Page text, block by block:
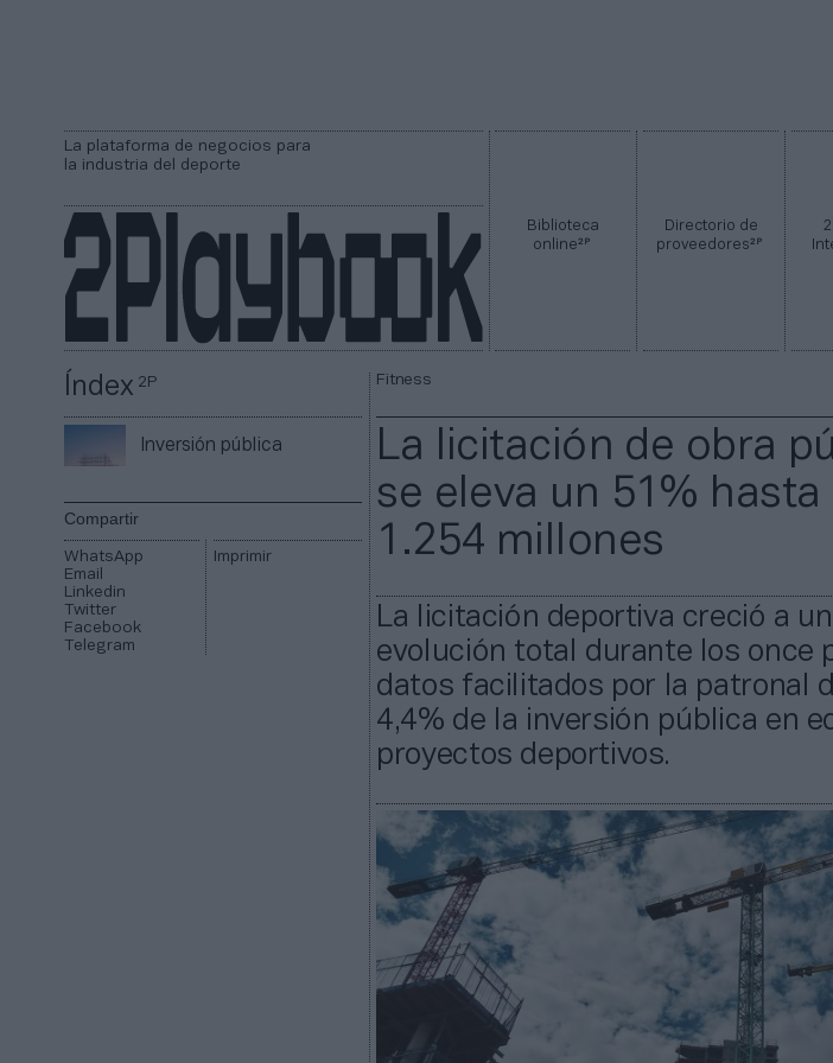
La plataforma de negocios para
la industria del deporte
Biblioteca
online2P
Directorio de
proveedores2P
Índex2P
Inversión pública
Compartir
WhatsApp
Email
Linkedin
Twitter
Facebook
Telegram
Imprimir
Fitness
La licitación de obra
se eleva un 51%
1.254 millones
La licitación deportiva creció a
evolución total durante los once
datos facilitados por la patronal
4,4% de la inversión pública en
proyectos deportivos.